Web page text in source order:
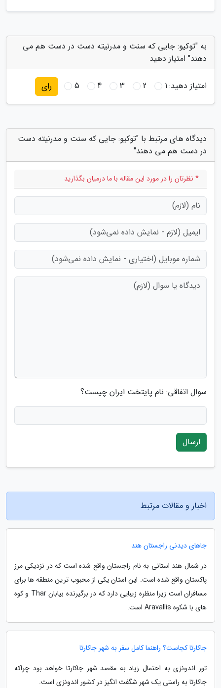
به "توکیو: جایی که سنت و مدرنیته دست در دست هم می
دهند" امتیاز دهید
امتیاز دهید:1
2
3
4
5 رای
دیدگاه های مرتبط با "توکیو: جایی که سنت و مدرنیته دست
در دست هم می دهند"
* نظرتان را در مورد این مقاله با ما درمیان بگذارید
سوال اتفاقی: نام پایتخت ایران چیست؟
ارسال
اخبار و مقالات مرتبط
جاهای دیدنی راجستان هند
در شمال هند استانی به نام راجستان واقع شده است که در نزدیکی مرز
پاکستان واقع شده است. این استان یکی از محبوب ترین منطقه ها برای
مسافران است زیرا منظره زیبایی دارد که در برگیرنده بیابان Thar و کوه
های با شکوه Aravallis است.
جاکارتا کجاست؟ راهنما کامل سفر به شهر جاکارتا
تور اندونزی به احتمال زیاد به مقصد شهر جاکارتا خواهد بود چراکه
جاکارتا به راستی یک شهر شگفت انگیز در کشور اندونزی است.